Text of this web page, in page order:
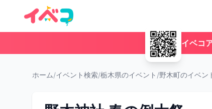
イベコ
ホーム/イベント検索/栃木県のイベント /野木町のイベン